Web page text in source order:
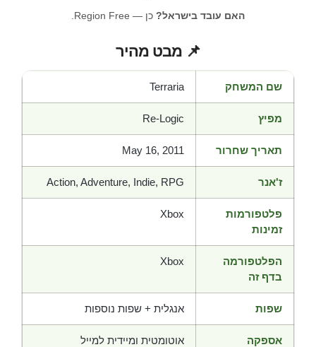
האם עובד בישראל? כן — Region Free.
📌 מבט מהיר
שם המשחק Terraria
מפיץ Re-Logic
תאריך שחרור May 16, 2011
ז'אנר Action, Adventure, Indie, RPG
פלטפורמות
זמינות
Xbox
הפלטפורמה
בדף זה
Xbox
שפות אנגלית + שפות נוספות
אספקה אוטומטית ומיידית למייל